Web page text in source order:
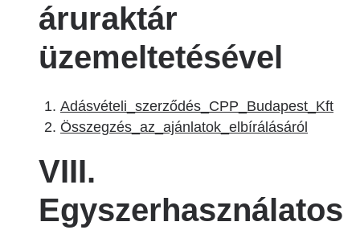
áruraktár
üzemeltetésével
Adásvételi_szerződés_CPP_Budapest_Kft
Összegzés_az_ajánlatok_elbírálásáról
VIII.
Egyszerhasználatos